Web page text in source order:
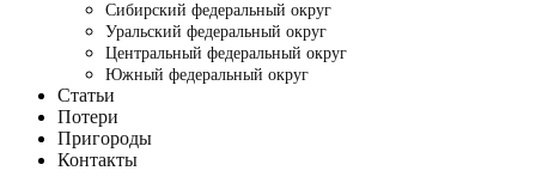
Сибирский федеральный округ
Уральский федеральный округ
Центральный федеральный округ
Южный федеральный округ
Статьи
Потери
Пригороды
Контакты